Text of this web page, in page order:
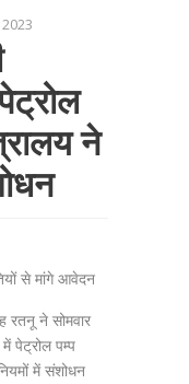
ने
से मांगे आवेदन
रतनू ने सोमवार
में पेट्रोल पम्प
में संशोधन